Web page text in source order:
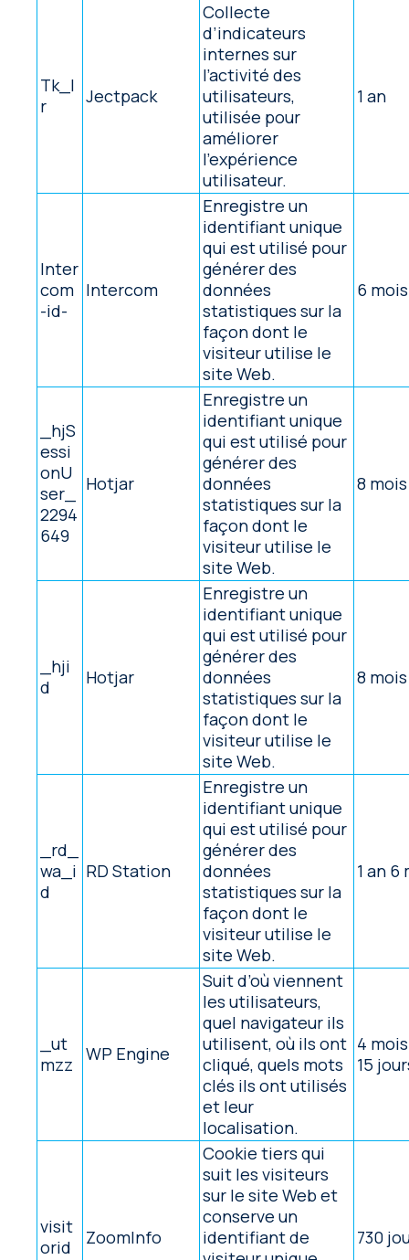
Tk_I
r
Jectpack
Collecte
d’indicateurs
internes sur
l’activité des
utilisateurs,
utilisée pour
améliorer
l’expérience
utilisateur.
1 an
Inter
com
-id-
Intercom
Enregistre un
identifiant unique
qui est utilisé pour
générer des
données
statistiques sur la
façon dont le
visiteur utilise le
site Web.
6 mois
_hjS
essi
onU
ser_
2294
649
Hotjar
Enregistre un
identifiant unique
qui est utilisé pour
générer des
données
statistiques sur la
façon dont le
visiteur utilise le
site Web.
8 mois
_hji
d
Hotjar
Enregistre un
identifiant unique
qui est utilisé pour
générer des
données
statistiques sur la
façon dont le
visiteur utilise le
site Web.
8 mois
_rd_
wa_i
d
RD Station
Enregistre un
identifiant unique
qui est utilisé pour
générer des
données
statistiques sur la
façon dont le
visiteur utilise le
site Web.
1 an 6
_ut
mzz
WP Engine
Suit d’où viennent
les utilisateurs,
quel navigateur ils
utilisent, où ils ont
cliqué, quels mots
clés ils ont utilisés
et leur
localisation.
4 mois
15
visit
orid
ZoomInfo
Cookie tiers qui
suit les visiteurs
sur le site Web et
conserve un
identifiant de
730